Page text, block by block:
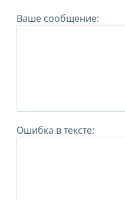
Ваше сообщение:
Ошибка в тексте: